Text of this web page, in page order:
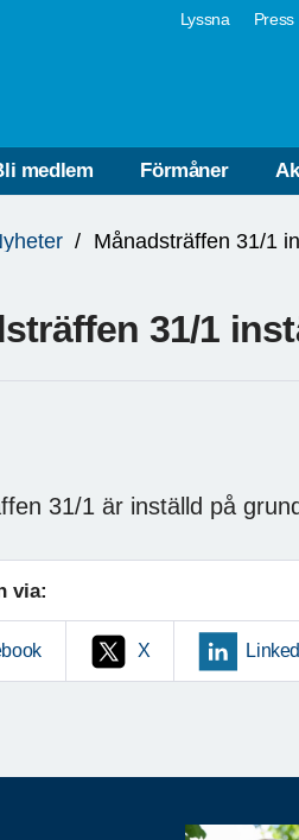
Lyssna Press
medlem Förmåner
Månadsträffen 31/1
31/1
31/1 är inställd på
via:
X